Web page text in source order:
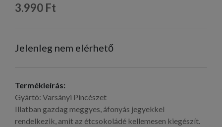
3.990 Ft
Jelenleg nem elérhető
Termékleírás:
Gyártó: Varsányi Pincészet
Illatban gazdag meggyes, áfonyás jegyekkel
rendelkezik, amit az étcsokoládé kellemesen kiegészít.